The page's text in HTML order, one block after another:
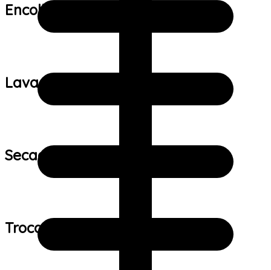
Encolhimento:
Lavagem:
Secagem:
Trocas e devoluções: